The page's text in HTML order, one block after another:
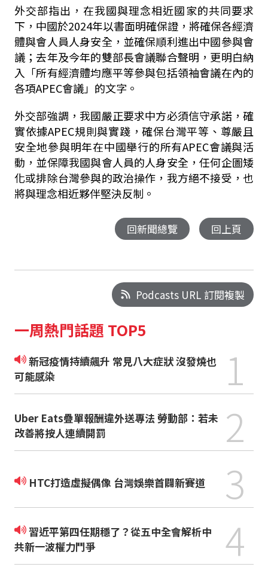
外交部指出，在我國與理念相近國家的共同要求
下，中國於2024年以書面明確保證，將確保各經濟
體與會人員人身安全，並確保順利進出中國參與會
議；去年及今年的雙部長會議聯合聲明，更明白納
入「所有經濟體均應平等參與包括領袖會議在內的
各項APEC會議」的文字。
外交部強調，我國嚴正要求中方必須信守承諾，確
實依據APEC規則與實踐，確保台灣平等、尊嚴且
安全地參與明年在中國舉行的所有APEC會議與活
動，並保障我國與會人員的人身安全，任何企圖矮
化或排除台灣參與的政治操作，我方絕不接受，也
將與理念相近夥伴堅決反制。
回新聞總覽 回上頁
Podcasts URL 訂閱複製
一周熱門話題 TOP5
新冠疫情持續飆升 常見八大症狀 沒發燒也
可能感染
1
Uber Eats疊單報酬違外送專法 勞動部：若未
改善將按人連續開罰
2
HTC打造虛擬偶像 台灣娛樂首闢新賽道 3
習近平第四任期穩了？從五中全會解析中
共新一波權力鬥爭
4